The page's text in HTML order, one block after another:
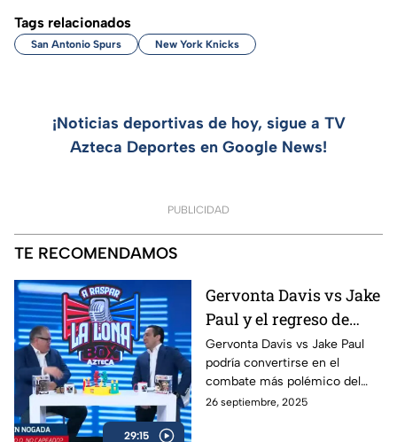
Tags relacionados
San Antonio Spurs New York Knicks
¡Noticias deportivas de hoy, sigue a TV
Azteca Deportes en Google News!
PUBLICIDAD
TE RECOMENDAMOS
29:15
Gervonta Davis vs Jake
Paul y el regreso de
Ryan García | A Raspar
La Lona
Gervonta Davis vs Jake Paul
podría convertirse en el
combate más polémico del
año, mientras Ryan García
26 septiembre, 2025